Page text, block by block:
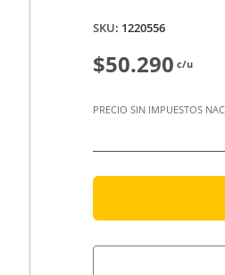
: 1220556
$50.290 c/u
PRECIO SIN IMPUESTOS